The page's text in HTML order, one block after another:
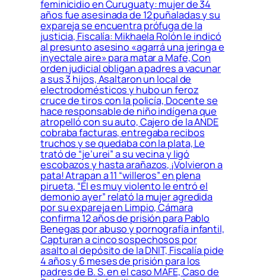
feminicidio en Curuguaty: mujer de 34
años fue asesinada de 12 puñaladas y su
expareja se encuentra prófuga de la
justicia, Fiscalía: Mikhaela Rolón le indicó
al presunto asesino «agarrá una jeringa e
inyectale aire» para matar a Mafe, Con
orden judicial obligan a padres a vacunar
a sus 3 hijos, Asaltaron un local de
electrodomésticos y hubo un feroz
cruce de tiros con la policía, Docente se
hace responsable de niño indígena que
atropelló con su auto, Cajero de la ANDE
cobraba facturas, entregaba recibos
truchos y se quedaba con la plata, Le
trató de “je’urei” a su vecina y ligó
escobazos y hasta arañazos, ¡Volvieron a
pata! Atrapan a 11 “willeros” en plena
pirueta, “Él es muy violento le entró el
demonio ayer” relató la mujer agredida
por su expareja en Limpio, Cámara
confirma 12 años de prisión para Pablo
Benegas por abuso y pornografía infantil,
Capturan a cinco sospechosos por
asalto al depósito de la DNIT, Fiscalía pide
4 años y 6 meses de prisión para los
padres de B. S. en el caso MAFE, Caso de